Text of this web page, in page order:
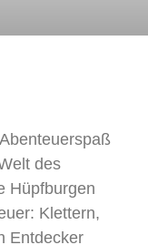
des
Hüpfburgen
Klettern,
Entdecker